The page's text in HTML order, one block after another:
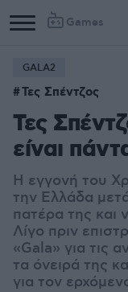
Games
GALA2
Τες Σπέντζος
Τες
είναι
Η εγγονή του
την Ελλάδα
πατέρα της και
Λίγο πριν
«Gala» για τις
τα όνειρά της
για τον